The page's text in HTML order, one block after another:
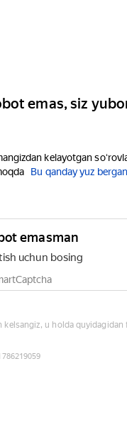
emas, siz
kelayotgan
Bu qanday yuz
emasman
uchun bosing
kelsangiz, u holda quyidagidan